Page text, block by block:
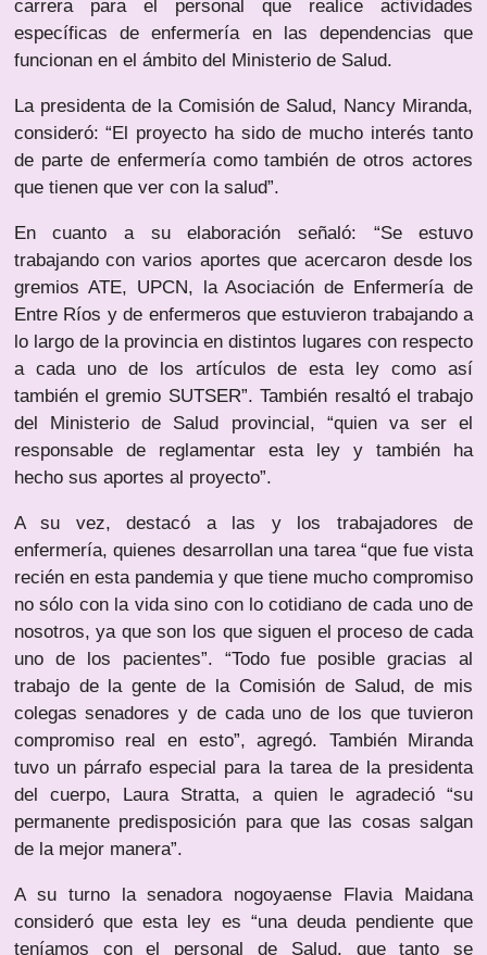
carrera para el personal que realice actividades
específicas de enfermería en las dependencias que
funcionan en el ámbito del Ministerio de Salud.
La presidenta de la Comisión de Salud, Nancy Miranda,
consideró: “El proyecto ha sido de mucho interés tanto
de parte de enfermería como también de otros actores
que tienen que ver con la salud”.
En cuanto a su elaboración señaló: “Se estuvo
trabajando con varios aportes que acercaron desde los
gremios ATE, UPCN, la Asociación de Enfermería de
Entre Ríos y de enfermeros que estuvieron trabajando a
lo largo de la provincia en distintos lugares con respecto
a cada uno de los artículos de esta ley como así
también el gremio SUTSER”. También resaltó el trabajo
del Ministerio de Salud provincial, “quien va ser el
responsable de reglamentar esta ley y también ha
hecho sus aportes al proyecto”.
A su vez, destacó a las y los trabajadores de
enfermería, quienes desarrollan una tarea “que fue vista
recién en esta pandemia y que tiene mucho compromiso
no sólo con la vida sino con lo cotidiano de cada uno de
nosotros, ya que son los que siguen el proceso de cada
uno de los pacientes”. “Todo fue posible gracias al
trabajo de la gente de la Comisión de Salud, de mis
colegas senadores y de cada uno de los que tuvieron
compromiso real en esto”, agregó. También Miranda
tuvo un párrafo especial para la tarea de la presidenta
del cuerpo, Laura Stratta, a quien le agradeció “su
permanente predisposición para que las cosas salgan
de la mejor manera”.
A su turno la senadora nogoyaense Flavia Maidana
consideró que esta ley es “una deuda pendiente que
teníamos con el personal de Salud, que tanto se